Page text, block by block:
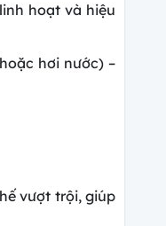
hoạt và hiệu
hơi nước) –
vượt trội, giúp